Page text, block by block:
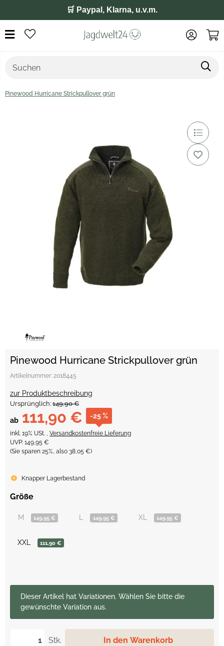
🛒 Paypal, Klarna, u.v.m.
Pinewood Hurricane Strickpullover grün
Pinewood Hurricane Strickpullover grün
Artikelnummer: 2018445
zur Produktbeschreibung
Ursprünglich: 149,90 €
ab 111,90 € -25 %
inkl. 19% USt. , Versandkostenfreie Lieferung
UVP: 149,95 €
(Sie sparen 25%, also 38,05 €)
Knapper Lagerbestand
Größe
M 149,95 € 149,95 € XL 149,95 €
XXL 111,90 €
Stk. In den Warenkorb
xDieser Artikel hat Variationen. Wählen Sie bitte die
gewünschte Variation aus.